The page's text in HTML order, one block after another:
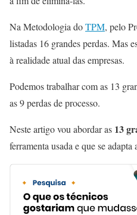
Na Metodologia doTPM, pelo
listadas 16 grandes perdas. Mas
à realidade atual das empresas.
Podemos trabalhar com as 13
as 9 perdas de processo.
Neste artigo vou abordar as 13
ferramenta usada e que se adapta